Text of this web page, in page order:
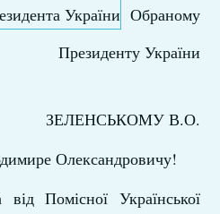
Обраному
Президенту України
ЗЕЛЕНСЬКОМУ В.О.
Олександровичу!
Помісної Української